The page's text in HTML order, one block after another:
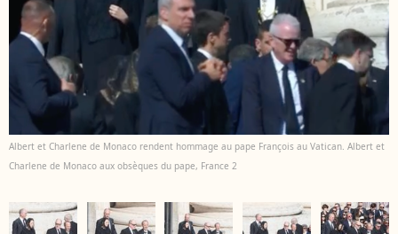
Albert et Charlene de Monaco rendent hommage au pape François au Vatican. Albert et
Charlene de Monaco aux obsèques du pape, France 2